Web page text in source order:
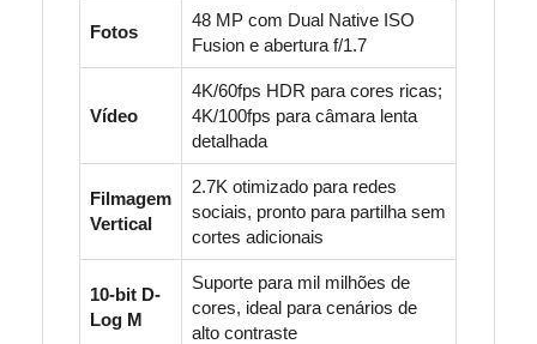
Fotos
48 MP com Dual Native ISO
Fusion e abertura f/1.7
Vídeo
4K/60fps HDR para cores ricas;
4K/100fps para câmara lenta
detalhada
Filmagem
Vertical
2.7K otimizado para redes
sociais, pronto para partilha sem
cortes adicionais
10-bit D-
Log M
Suporte para mil milhões de
cores, ideal para cenários de
alto contraste